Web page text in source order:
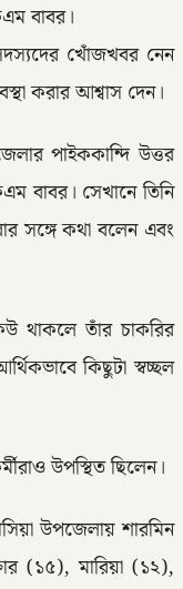
বাবর।
খোঁজখবর নেন
করার আশ্বাস দেন।
পাইককান্দি উত্তর
বাবর। সেখানে তিনি
সঙ্গে কথা বলেন এবং
থাকলে তাঁর চাকরির
কিছুটা স্বচ্ছল
উপস্থিত ছিলেন।
উপজেলায় শারমিন
(১৫), মারিয়া (১২),